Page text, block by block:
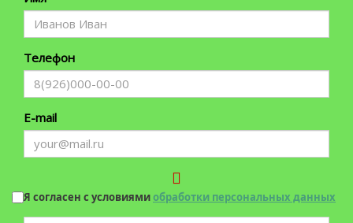
Телефон
E-mail
Я согласен с условиямиобработки персональных данных